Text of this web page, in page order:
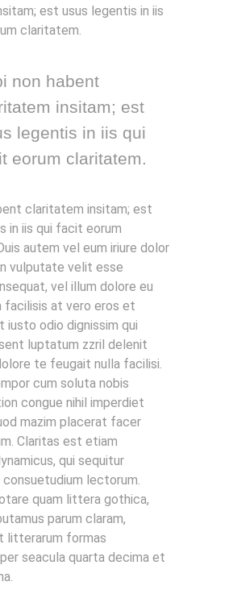
est usus legentis in iis
claritatem.
non habent
insitam; est
legentis in iis qui
eorum claritatem.
claritatem insitam; est
in iis qui facit eorum
autem vel eum iriure dolor
vulputate velit esse
vel illum dolore eu
facilisis at vero eros et
iusto odio dignissim qui
luptatum zzril delenit
te feugait nulla facilisi.
cum soluta nobis
congue nihil imperdiet
mazim placerat facer
Claritas est etiam
qui sequitur
lectorum.
quam littera gothica,
parum claram,
litterarum formas
seacula quarta decima et